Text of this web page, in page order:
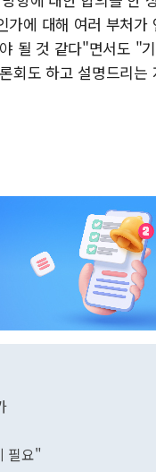
에 대해 여러 부처가
될 것 같다"면서도 "
회도 하고 설명드리는
필요"